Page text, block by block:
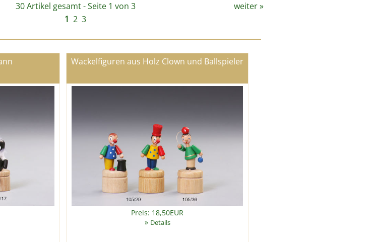
30 Artikel gesamt - Seite 1 von 3 weiter»
1 2 3
Wackelfiguren aus Holz Clown und Ballspieler
Preis: 18,50EUR
» Details